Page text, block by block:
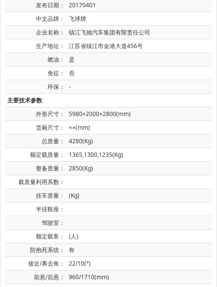
发布日期：
20170401
中文品牌：
飞球牌
企业名称：
镇江飞驰汽车集团有限责任公司
生产地址：
江苏省镇江市金港大道456号
燃油：
是
免征：
否
环保：
-
主要技术参数
外形尺寸：
5980×2000×2800(mm)
货厢尺寸：
××(mm)
总质量：
4280(Kg)
额定载质量：
1365,1300,1235(Kg)
整备质量：
2850(Kg)
载质量利用系数：
挂车质量：
(Kg)
半挂鞍座：
驾驶室：
额定载客：
(人)
防抱死系统：
有
接近/离去角：
22/10(°)
前悬/后悬：
960/1710(mm)